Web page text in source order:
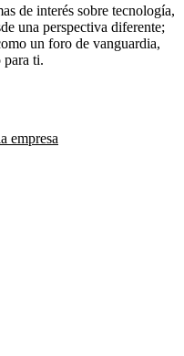
de interés sobre tecnología,
una perspectiva diferente;
un foro de vanguardia,
para ti.
empresa